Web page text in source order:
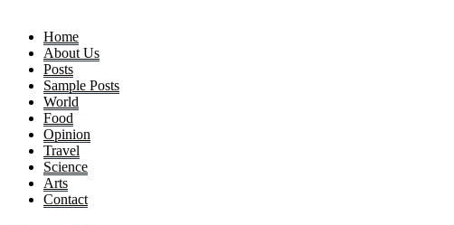
Home
About Us
Posts
Sample Posts
World
Food
Opinion
Travel
Science
Arts
Contact